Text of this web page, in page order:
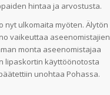
hintaa ja arvostusta.
ulkomaita myöten. Älytön
vaikeuttaa aseenomistajien
monta aseenomistajaa
lipaskortin käyttöönotosta
unohtaa Pohassa.